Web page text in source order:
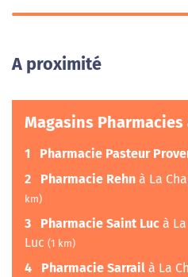
A proximité
Magasins
1 Pharmacie Pasteur
2 Pharmacie Rehn à La
km)
3 Pharmacie Saint Luc à
Luc (1 km)
4 Pharmacie Sarrail à La